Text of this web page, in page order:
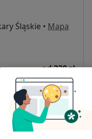
Śląskie • Mapa
od 230 zł
Medyczne